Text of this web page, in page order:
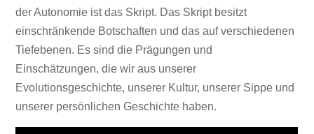
der Autonomie ist das Skript. Das Skript besitzt
einschränkende Botschaften und das auf verschiedenen
Tiefebenen. Es sind die Prägungen und
Einschätzungen, die wir aus unserer
Evolutionsgeschichte, unserer Kultur, unserer Sippe und
unserer persönlichen Geschichte haben.